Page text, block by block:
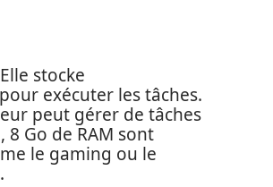
stocke
exécuter les tâches.
peut gérer de tâches
Go de RAM sont
le gaming ou le